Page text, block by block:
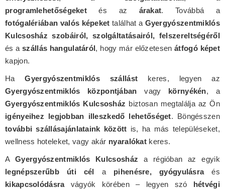
programlehetőségeket és az árakat. Továbbá a
fotógalériában valós képeket találhat a Gyergyószentmiklós
Kulcsosház szobáiról, szolgáltatásairól, felszereltségéről
és aszállás hangulatáról, hogy már előzetesenátfogó képet
kapjon.
HaGyergyószentmiklós szállást keres, legyen az
Gyergyószentmiklós központjában vagy környékén, a
Gyergyószentmiklós Kulcsosház biztosan megtalálja az Ön
igényeihez legjobban illeszkedő lehetőséget. Böngésszen
további szállásajánlataink között is, ha más településeket,
wellness hoteleket, vagy akár nyaralókat keres.
AGyergyószentmiklós Kulcsosház a régióban az egyik
legnépszerűbb úti cél
a pihenésre, gyógyulásraés
kikapcsolódásravágyók körében – legyen szó hétvégi